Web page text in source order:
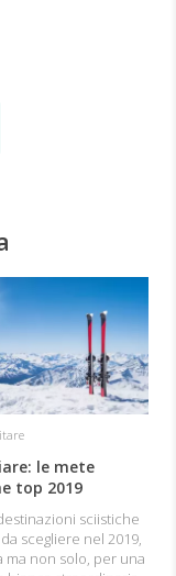
le mete
top 2019
sciistiche
scegliere nel 2019,
ma non solo, per una